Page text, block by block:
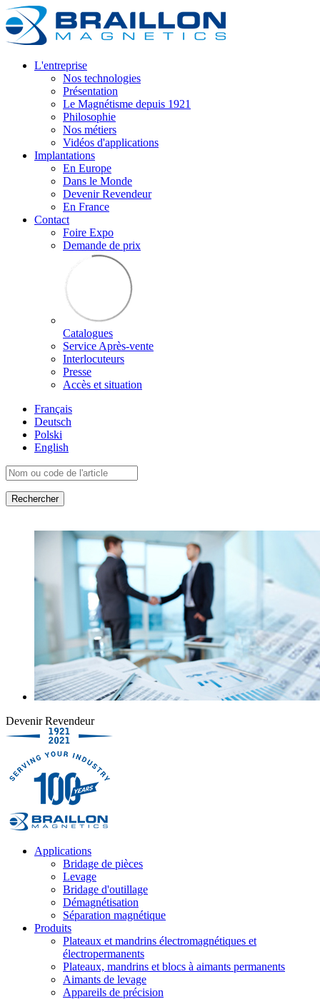
L'entreprise
Nos technologies
Présentation
Le Magnétisme depuis 1921
Philosophie
Nos métiers
Vidéos d'applications
Implantations
En Europe
Dans le Monde
Devenir Revendeur
En France
Contact
Foire Expo
Demande de prix
Catalogues
Service Après-vente
Interlocuteurs
Presse
Accès et situation
Français
Deutsch
Polski
English
Devenir Revendeur
Applications
Bridage de pièces
Levage
Bridage d'outillage
Démagnétisation
Séparation magnétique
Produits
Plateaux et mandrins électromagnétiques et
électropermanents
Plateaux, mandrins et blocs à aimants permanents
Aimants de levage
Appareils de précision